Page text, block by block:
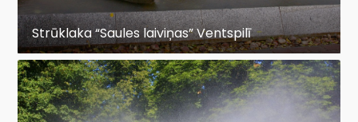
Strūklaka “Saules laiviņas” Ventspilī